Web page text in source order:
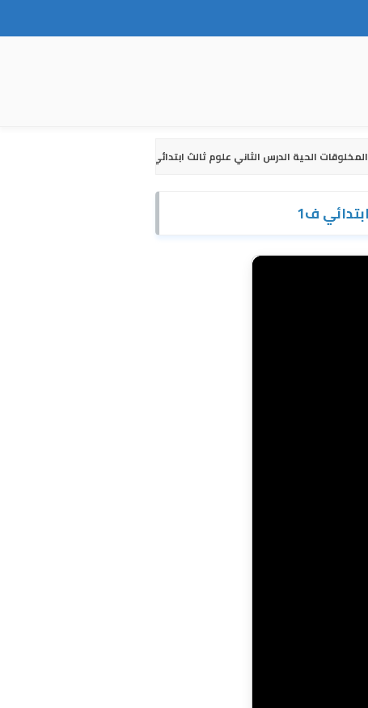
الحية الدرس الثاني علوم ثالث ابتدائي ف1
ف1